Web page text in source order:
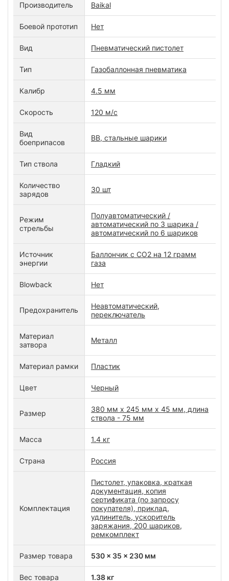
Производитель Baikal
Боевой прототип Нет
Вид Пневматический пистолет
Тип Газобаллонная пневматика
Калибр 4.5 мм
Скорость 120 м/с
Вид
боеприпасов
ВВ, стальные шарики
Тип ствола Гладкий
Количество
зарядов
30 шт
Режим
стрельбы
Полуавтоматический /
автоматический по 3 шарика /
автоматический по 6 шариков
Источник
энергии
Баллончик с СО2 на 12 грамм
газа
Blowback Нет
Предохранитель
Неавтоматический,
переключатель
Материал
затвора
Металл
Материал рамки Пластик
Цвет Черный
Размер
380 мм x 245 мм x 45 мм, длина
ствола - 75 мм
Масса 1.4 кг
Страна Россия
Комплектация
Пистолет, упаковка, краткая
документация, копия
сертификата (по запросу
покупателя), приклад,
удлинитель, ускоритель
заряжания, 200 шариков,
ремкомплект
Размер товара 530 x 35 x 230 мм
Вес товара 1.38 кг